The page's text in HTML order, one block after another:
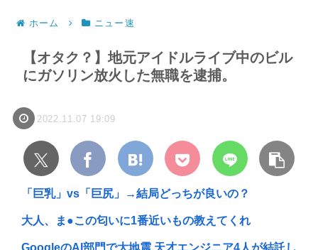
ホーム ニュー速
【オタク？】地元アイドルライブ中のビル
にガソリン放火した無職を逮捕。
2022.11.07 19:09
「巨乳」vs「巨尻」→結局どっちが良いの？
大人、ま●この匂いに1番近いもの教えてくれ